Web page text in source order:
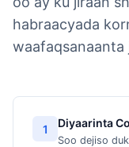
habraacyada
waafaqsanaanta
1 Diyaarinta
Soo dejiso